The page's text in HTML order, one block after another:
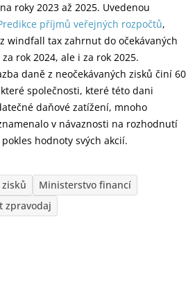
roky 2023 až 2025. Uvedenou
příjmů veřejných rozpočtů,
windfall tax zahrnut do očekávaných
rok 2024, ale i za rok 2025.
daně z neočekávaných zisků činí 60
společnosti, které této dani
daňové zatížení, mnoho
v návaznosti na rozhodnutí
hodnoty svých akcií.
Ministerstvo financí
zpravodaj